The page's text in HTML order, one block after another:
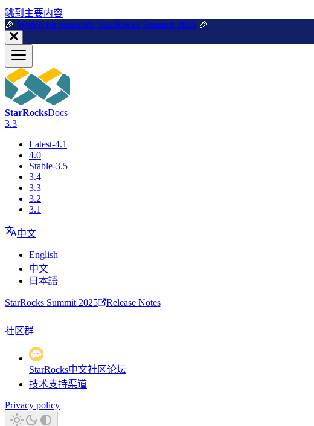
跳到主要内容
🎉️ Watch on demand: StarRocks Summit 2025 🎉️
StarRocksDocs
3.3
Latest-4.1
4.0
Stable-3.5
3.4
3.3
3.2
3.1
中文
English
中文
日本語
StarRocks Summit 2025 Release Notes
社区群
StarRocks中文社区论坛
技术支持渠道
Privacy policy